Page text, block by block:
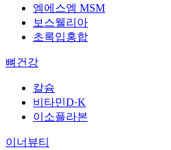
엠에스엠 MSM
보스웰리아
초록입홍합
뼈건강
칼슘
비타민D·K
이소플라본
이너뷰티